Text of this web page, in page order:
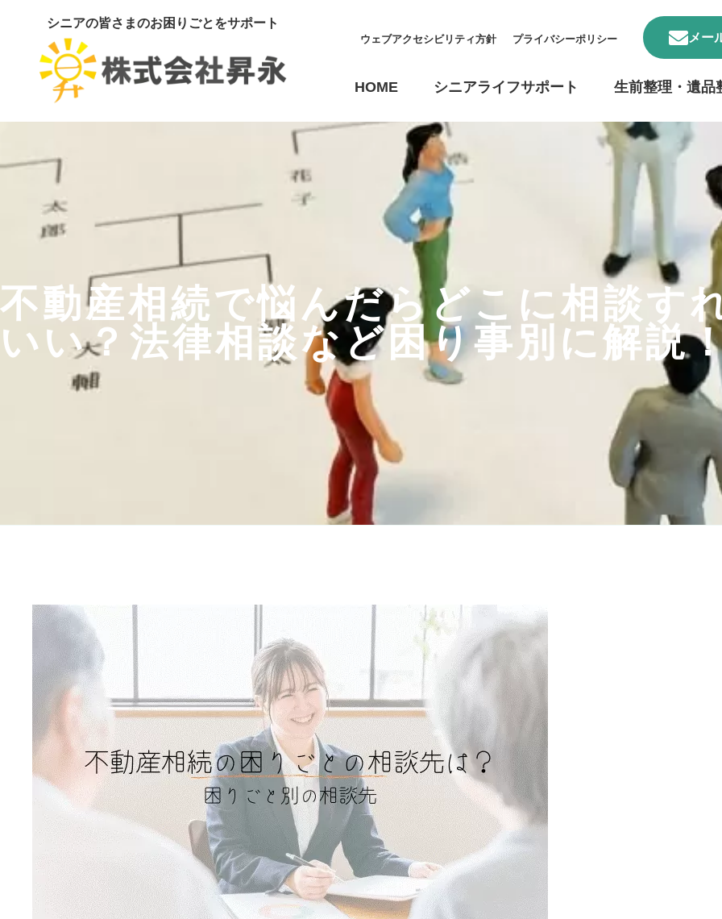
シニアの皆さまのお困りごとをサポート
ウェブアクセシビリティ方針 プライバシーポリシー メー
HOME シニアライフサポート 生前整理・遺品
不動産相続で悩んだらどこに相談す
いい？法律相談など困り事別に解説